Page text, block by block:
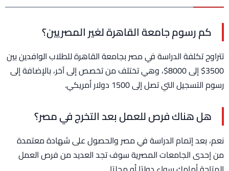
كم رسوم جامعة القاهرة لغير المصريين؟
تتراوح تكلفة الدراسة في مصر بجامعة القاهرة للطلاب الوافدين بين
3500$ إلى 8000$، وهي تختلف من تخصص إلى آخر، بالإضافة إلى
رسوم التسجيل التي تصل إلى 1500 دولار أمريكي.
هل هناك فرص للعمل بعد التخرج في مصر؟
نعم، بعد إتمام الدراسة في مصر والحصول على شهادة معتمدة
من إحدى الجامعات المصرية سوف تجد العديد من فرص العمل